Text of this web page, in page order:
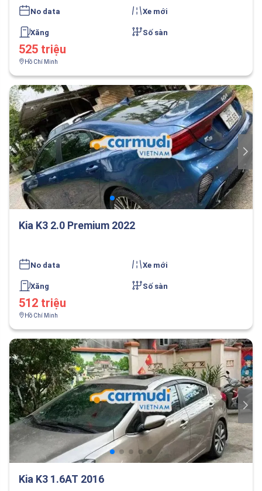
No data Xe mới
Xăng Số sàn
525 triệu
Hồ Chí Minh
Kia K3 2.0 Premium 2022
No data Xe mới
Xăng Số sàn
512 triệu
Hồ Chí Minh
Kia K3 1.6AT 2016